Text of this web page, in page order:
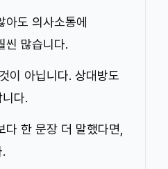
아도 의사소통에
씬 많습니다.
이 아닙니다. 상대방도
다.
다 한 문장 더 말했다면,